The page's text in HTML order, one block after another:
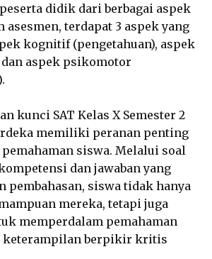
didik dari berbagai aspek
asesmen, terdapat 3 aspek yang
kognitif (pengetahuan), aspek
aspek psikomotor
kunci SAT Kelas X Semester 2
memiliki peranan penting
siswa. Melalui soal
dan jawaban yang
pembahasan, siswa tidak hanya
mereka, tetapi juga
memperdalam pemahaman
keterampilan berpikir kritis